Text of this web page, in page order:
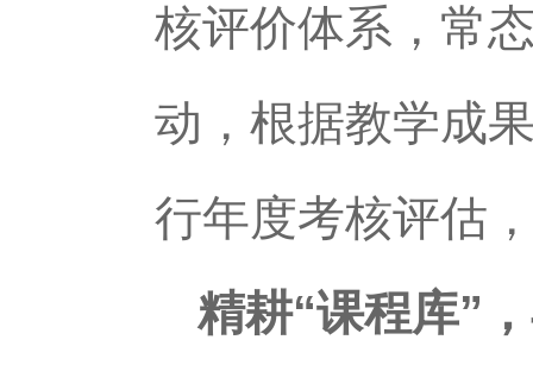
核评价体系，常
动，根据教学成
行年度考核评估
精耕“课程库”